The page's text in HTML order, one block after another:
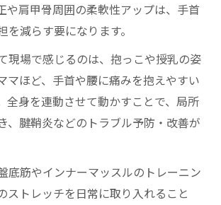
や肩甲骨周囲の柔軟性アップは、手首
を減らす要になります。
現場で感じるのは、抱っこや授乳の姿
マほど、手首や腰に痛みを抱えやすい
全身を連動させて動かすことで、局所
、腱鞘炎などのトラブル予防・改善が
底筋やインナーマッスルのトレーニン
ストレッチを日常に取り入れること